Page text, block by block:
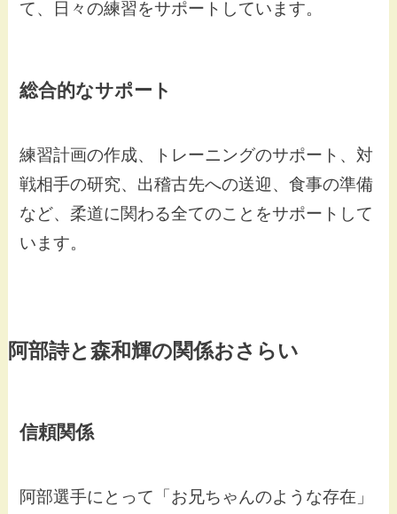
て、日々の練習をサポートしています。
総合的なサポート
練習計画の作成、トレーニングのサポート、対
戦相手の研究、出稽古先への送迎、食事の準備
など、柔道に関わる全てのことをサポートして
います。
阿部詩と森和輝の関係おさらい
信頼関係
阿部選手にとって「お兄ちゃんのような存在」